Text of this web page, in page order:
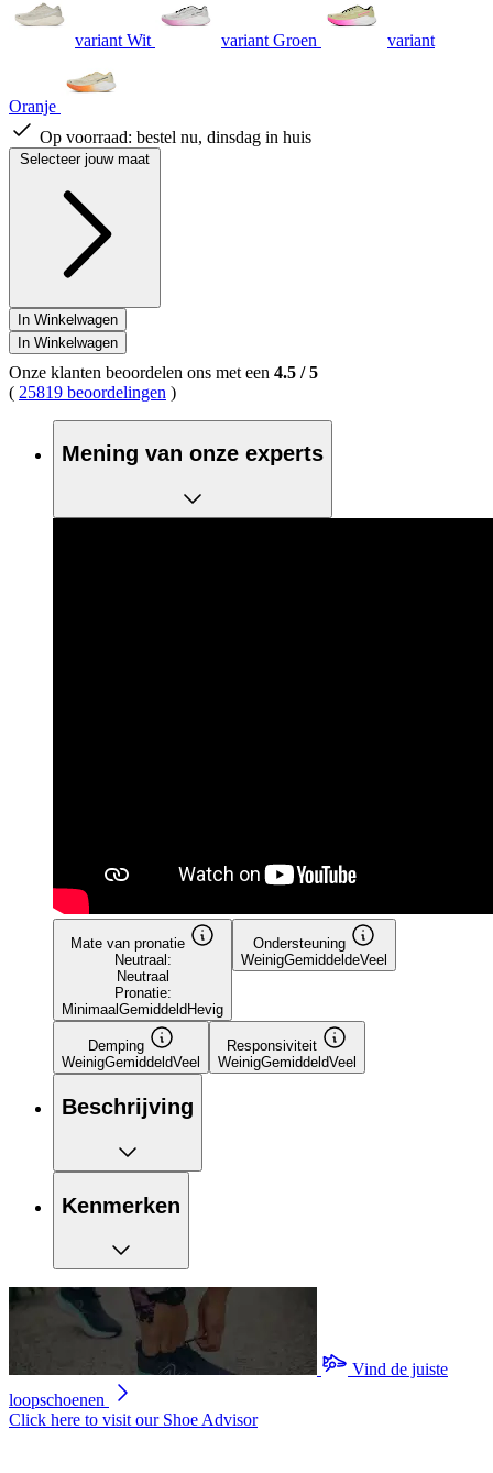
variant Wit variant Groen variant
Oranje
Op voorraad: bestel nu, dinsdag in huis
Selecteer jouw maat
In Winkelwagen
In Winkelwagen
Onze klanten beoordelen ons met een 4.5 /5
( 25819 beoordelingen )
Mening van onze experts
Mate van pronatie
Neutraal:
Neutraal
Pronatie:
Minimaal Gemiddeld Hevig
Ondersteuning
WeinigGemiddeldeVeel
Demping
WeinigGemiddeldVeel
Responsiviteit
WeinigGemiddeldVeel
Beschrijving
Kenmerken
Vind de juiste
loopschoenen
Click here to visit our Shoe Advisor